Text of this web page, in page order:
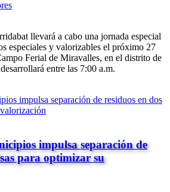
llevará a cabo una jornada especial
especiales y valorizables el próximo 27
Ferial de Miravalles, en el distrito de
entre las 7:00 a.m.
impulsa separación de
para optimizar su